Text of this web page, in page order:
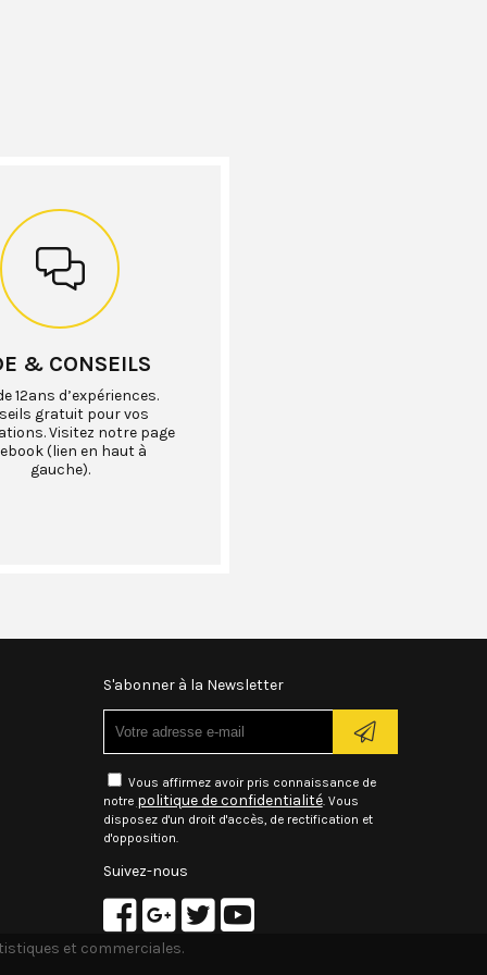
& CONSEILS
12ans d’expériences.
gratuit pour vos
Visitez notre page
(lien en haut à
gauche).
S'abonner à la Newsletter
Vous affirmez avoir pris connaissance de
notre politique de confidentialité. Vous
disposez d'un droit d'accès, de rectification et
d'opposition.
Suivez-nous
et commerciales.